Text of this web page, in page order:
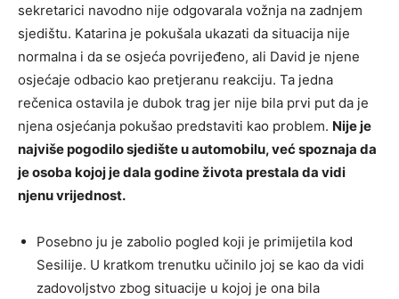
sekretarici navodno nije odgovarala vožnja na zadnjem
sjedištu. Katarina je pokušala ukazati da situacija nije
normalna i da se osjeća povrijeđeno, ali David je njene
osjećaje odbacio kao pretjeranu reakciju. Ta jedna
rečenica ostavila je dubok trag jer nije bila prvi put da je
njena osjećanja pokušao predstaviti kao problem. Nije je
najviše pogodilo sjedište u automobilu, već spoznaja da
je osoba kojoj je dala godine života prestala da vidi
njenu vrijednost.
Posebno ju je zabolio pogled koji je primijetila kod
Sesilije. U kratkom trenutku učinilo joj se kao da vidi
zadovoljstvo zbog situacije u kojoj je ona bila